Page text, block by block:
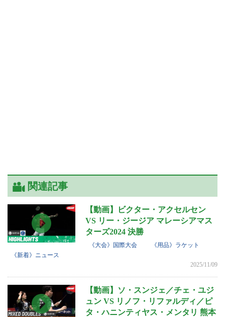
関連記事
【動画】ビクター・アクセルセン
VS リー・ジージア マレーシアマス
ターズ2024 決勝
《大会》国際大会
《用品》ラケット
《新着》ニュース
2025/11/09
【動画】ソ・スンジェ／チェ・ユジ
ュン VS リノフ・リファルディ／ピ
タ・ハニンティヤス・メンタリ 熊本